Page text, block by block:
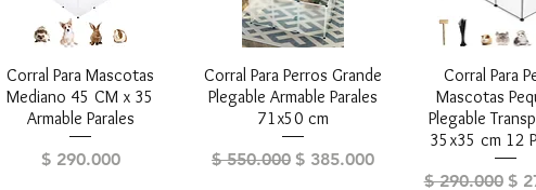
Vista rápida
Corral Para Mascotas
Mediano 45 CM x 35
Armable Parales
Precio
$ 290.000
Vista rápida
Corral Para Perros Grande
Plegable Armable Parales
71x50 cm
Precio
$ 550.000 Precio de oferta
$ 385.000
Vista
Corral Para
Mascotas
Plegable
35x35 cm 12
Precio
$ 290.000 $